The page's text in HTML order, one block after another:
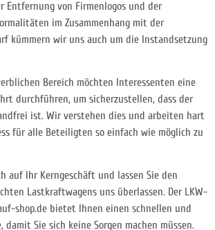
Entfernung von Firmenlogos und der
im Zusammenhang mit der
kümmern wir uns auch um die Instandsetzung
Bereich möchten Interessenten eine
durchführen, um sicherzustellen, dass der
ist. Wir verstehen dies und arbeiten hart
für alle Beteiligten so einfach wie möglich zu
auf Ihr Kerngeschäft und lassen Sie den
Lastkraftwagens uns überlassen. Der LKW-
shop.de bietet Ihnen einen schnellen und
damit Sie sich keine Sorgen machen müssen.